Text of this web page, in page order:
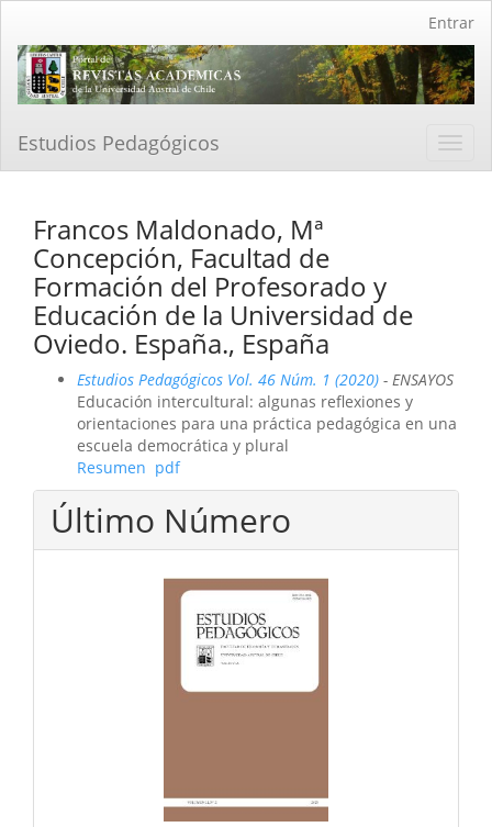
Contenido
principal
Barra
Entrar
Estudios Pedagógicos
Francos Maldonado, Mª
Concepción, Facultad de
Formación del Profesorado y
Educación de la Universidad de
Oviedo. España., España
Estudios Pedagógicos Vol. 46 Núm. 1 (2020) - ENSAYOS
Educación intercultural: algunas reflexiones y
orientaciones para una práctica pedagógica en una
escuela democrática y plural
Resumen pdf
Último Número